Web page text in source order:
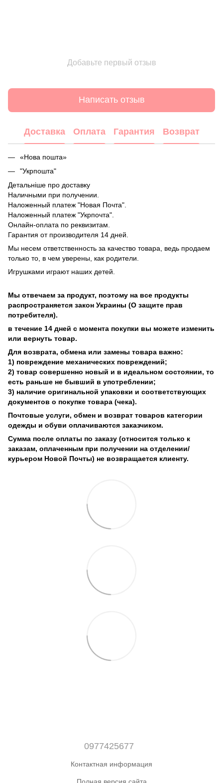
Добавьте первый отзыв
Написать отзыв
Доставка Оплата Гарантия Возврат
«Нова пошта»
"Укрпошта"
Детальніше про доставку
Наличными при получении.
Наложенный платеж "Новая Почта".
Наложенный платеж "Укрпочта".
Онлайн-оплата по реквизитам.
Гарантия от производителя 14 дней.
Мы несем ответственность за качество товара, ведь продаем
только то, в чем уверены, как родители.
Игрушками играют наших детей.
Мы отвечаем за продукт, поэтому на все продукты
распространяется закон Украины (О защите прав
потребителя).
в течение 14 дней с момента покупки вы можете изменить
или вернуть товар.
Для возврата, обмена или замены товара важно:
1) повреждение механических повреждений;
2) товар совершенно новый и в идеальном состоянии, то
есть раньше не бывший в употреблении;
3) наличие оригинальной упаковки и соответствующих
документов о покупке товара (чека).
Почтовые услуги, обмен и возврат товаров категории
одежды и обуви оплачиваются заказчиком.
Сумма после оплаты по заказу (относится только к
заказам, оплаченным при получении на отделении/
курьером Новой Почты) не возвращается клиенту.
0977425677
Контактная информация
Полная версия сайта